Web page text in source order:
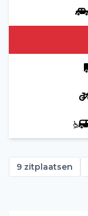
9 zitplaatsen